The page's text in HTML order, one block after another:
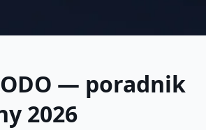
— poradnik
2026